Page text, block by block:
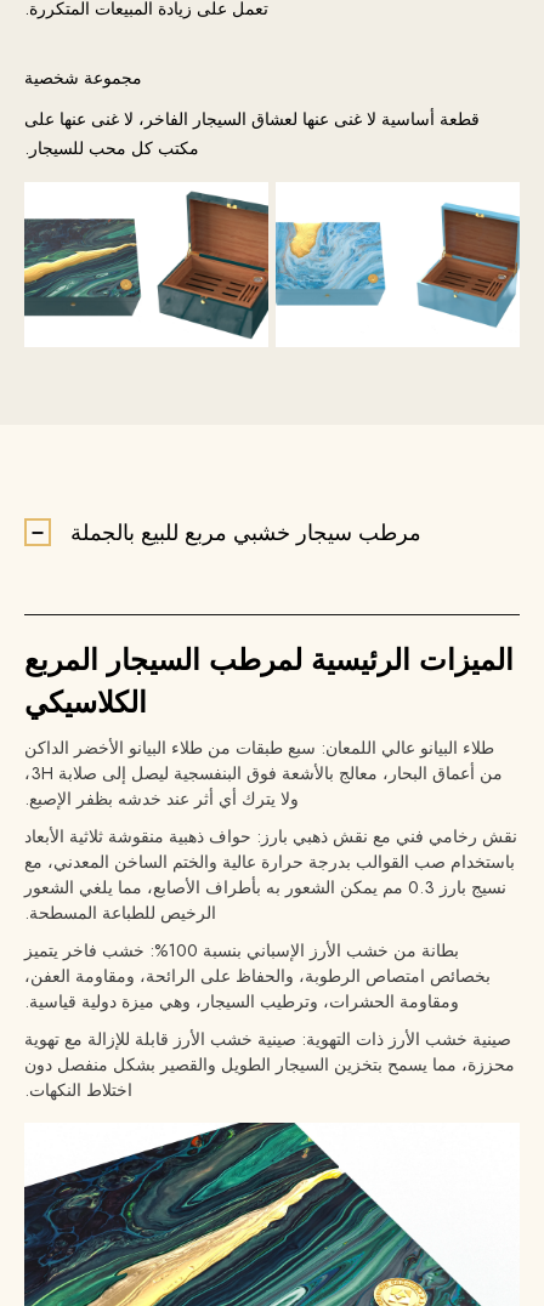
تعمل على زيادة المبيعات المتكررة.
مجموعة شخصية
قطعة أساسية لا غنى عنها لعشاق السيجار الفاخر، لا غنى عنها على
مكتب كل محب للسيجار.
مرطب سيجار خشبي مربع للبيع بالجملة
الميزات الرئيسية لمرطب السيجار المربع
الكلاسيكي
طلاء البيانو عالي اللمعان: سبع طبقات من طلاء البيانو الأخضر الداكن
من أعماق البحار، معالج بالأشعة فوق البنفسجية ليصل إلى صلابة 3H،
ولا يترك أي أثر عند خدشه بظفر الإصبع.
نقش رخامي فني مع نقش ذهبي بارز: حواف ذهبية منقوشة ثلاثية الأبعاد
باستخدام صب القوالب بدرجة حرارة عالية والختم الساخن المعدني، مع
نسيج بارز 0.3 مم يمكن الشعور به بأطراف الأصابع، مما يلغي الشعور
الرخيص للطباعة المسطحة.
بطانة من خشب الأرز الإسباني بنسبة 100%: خشب فاخر يتميز
بخصائص امتصاص الرطوبة، والحفاظ على الرائحة، ومقاومة العفن،
ومقاومة الحشرات، وترطيب السيجار، وهي ميزة دولية قياسية.
صينية خشب الأرز ذات التهوية: صينية خشب الأرز قابلة للإزالة مع تهوية
محززة، مما يسمح بتخزين السيجار الطويل والقصير بشكل منفصل دون
اختلاط النكهات.